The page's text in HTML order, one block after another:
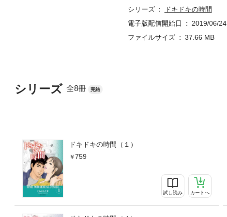
シリーズ 全8冊 完結
ドキドキの時間（１）
759
試し読み カートへ
シリーズ
ドキドキの時間
電子版配信開始日
2019/06/24
ファイルサイズ
37.66 MB